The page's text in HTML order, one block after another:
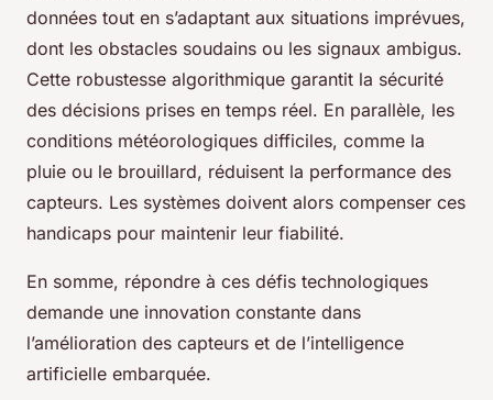
données tout en s’adaptant aux situations imprévues,
dont les obstacles soudains ou les signaux ambigus.
Cette robustesse algorithmique garantit la sécurité
des décisions prises en temps réel. En parallèle, les
conditions météorologiques difficiles, comme la
pluie ou le brouillard, réduisent la performance des
capteurs. Les systèmes doivent alors compenser ces
handicaps pour maintenir leur fiabilité.
En somme, répondre à ces défis technologiques
demande une innovation constante dans
l’amélioration des capteurs et de l’intelligence
artificielle embarquée.